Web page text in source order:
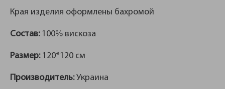
Края изделия оформлены бахромой
Состав:100% вискоза
Размер:120*120 см
Производитель:Украина